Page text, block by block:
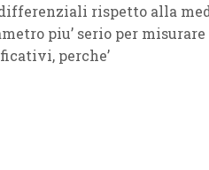
rispetto alla
piu’ serio per
perche’